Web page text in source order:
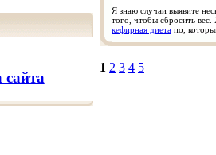
сайта
Я знаю случаи выявите
того, чтобы сбросить
кефирная диета по,
1 2 3 4 5